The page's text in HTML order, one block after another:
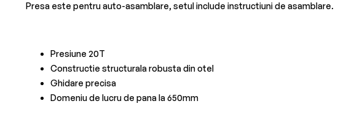
Presa este pentru auto-asamblare, setul include instructiuni de asamblare.
Presiune 20T
Constructie structurala robusta din otel
Ghidare precisa
Domeniu de lucru de pana la 650mm